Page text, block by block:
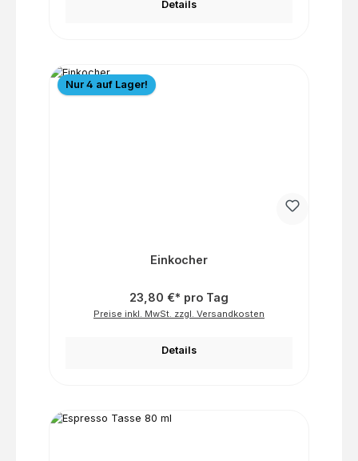
Details
Nur 4 auf Lager!
Einkocher
23,80 €* pro Tag
Preise inkl. MwSt. zzgl. Versandkosten
Details